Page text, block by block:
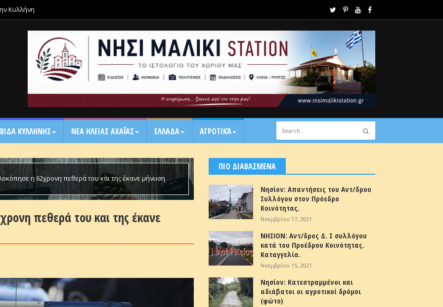
Κυλλήνη
ΚΥΛΛΗΝΗΣ ΝΕΑ ΗΛΕΙΑΣ ΑΧΑΪ́ΑΣ ΕΛΛΑΔΑ ΑΓΡΟΤΙΚΆ
η 62χρονη πεθερά του και της έκανε μήνυση
πεθερά του και της έκανε
ΠΙΟ ΔΙΑΒΑΣΜΕΝΑ
Νησίον: Απαντήσεις του Αντ/δρου
Συλλόγου στον Πρόεδρο
Κοινότητας.
Νοεμβρίου 17, 2021
ΝΗΣΙΟΝ: Αντ/δρος Δ. Σ συλλόγου
κατά του Προέδρου Κοινότητας.
Καταγγελία.
Νοεμβρίου 15, 2021
Νησίον: Κατεστραμμένοι και
αδιάβατοι οι αγροτικοί δρόμοι
(φώτο)